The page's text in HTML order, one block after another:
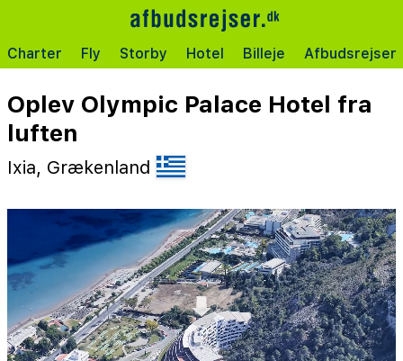
Charter Fly Storby Hotel Billeje Afbudsrejser
Oplev Olympic Palace Hotel fra
luften
Ixia, Grækenland